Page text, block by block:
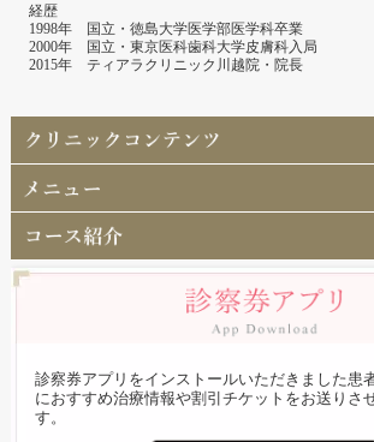
経歴
1998年 国立・徳島大学医学部医学科卒業
2000年 国立・東京医科歯科大学皮膚科入局
2015年 ティアラクリニック川越院・院長
診察券アプリをインストールいただきました患
におすすめ治療情報や割引チケットをお送りさ
す。